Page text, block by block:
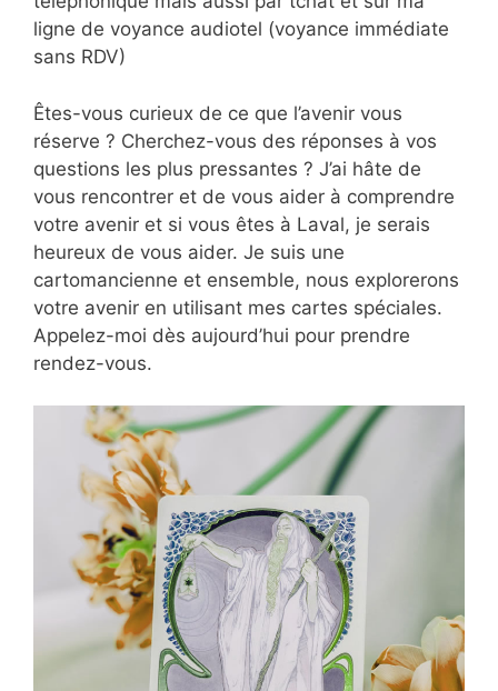
ligne de voyance audiotel (voyance immédiate
sans RDV)
Êtes-vous curieux de ce que l’avenir vous
réserve ? Cherchez-vous des réponses à vos
questions les plus pressantes ? J’ai hâte de
vous rencontrer et de vous aider à comprendre
votre avenir et si vous êtes à Laval, je serais
heureux de vous aider. Je suis une
cartomancienne et ensemble, nous explorerons
votre avenir en utilisant mes cartes spéciales.
Appelez-moi dès aujourd’hui pour prendre
rendez-vous.